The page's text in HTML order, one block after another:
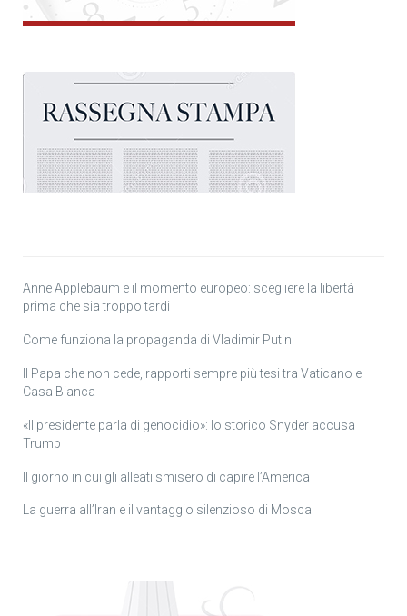
Anne Applebaum e il momento europeo: scegliere la libertà
prima che sia troppo tardi
Come funziona la propaganda di Vladimir Putin
Il Papa che non cede, rapporti sempre più tesi tra Vaticano e
Casa Bianca
«Il presidente parla di genocidio»: lo storico Snyder accusa
Trump
Il giorno in cui gli alleati smisero di capire l’America
La guerra all’Iran e il vantaggio silenzioso di Mosca